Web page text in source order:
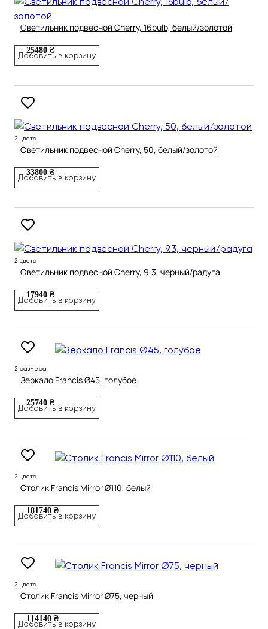
Светильник подвесной Cherry, 16bulb, белый/золотой
25480 ₴
Добавить в корзину
2 цвета
Светильник подвесной Cherry, 50, белый/золотой
33800 ₴
Добавить в корзину
2 цвета
Светильник подвесной Cherry, 9.3, черный/радуга
17940 ₴
Добавить в корзину
2 размера
Зеркало Francis Ø45, голубое
25740 ₴
Добавить в корзину
2 цвета
Столик Francis Mirror Ø110, белый
181740 ₴
Добавить в корзину
2 цвета
Столик Francis Mirror Ø75, черный
114140 ₴
Добавить в корзину